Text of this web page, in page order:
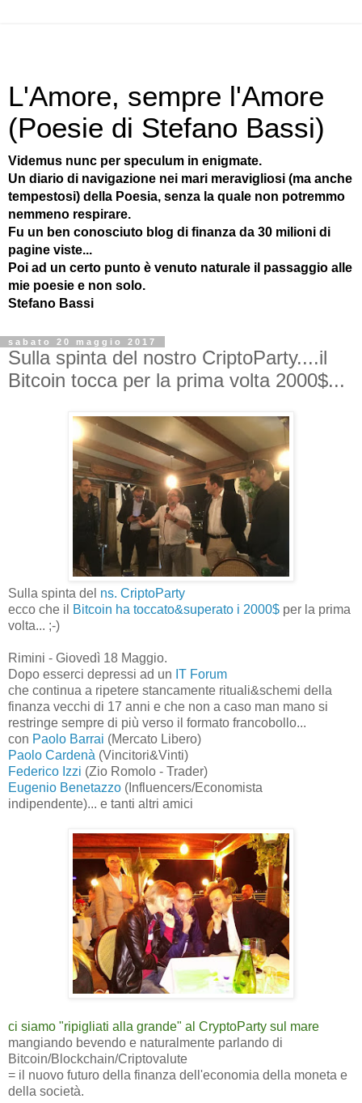
L'Amore, sempre l'Amore
(Poesie di Stefano Bassi)
Videmus nunc per speculum in enigmate.
Un diario di navigazione nei mari meravigliosi (ma anche
tempestosi) della Poesia, senza la quale non potremmo
nemmeno respirare.
Fu un ben conosciuto blog di finanza da 30 milioni di
pagine viste...
Poi ad un certo punto è venuto naturale il passaggio alle
mie poesie e non solo.
Stefano Bassi
sabato 20 maggio 2017
Sulla spinta del nostro CriptoParty....il
Bitcoin tocca per la prima volta 2000$...
Sulla spinta del ns. CriptoParty
ecco che il
Bitcoin ha toccato&superato i 2000$ per la prima
volta... ;-)
Rimini - Giovedì 18 Maggio.
Dopo esserci depressi ad un IT Forum
che continua a ripetere stancamente rituali&schemi della
finanza vecchi di 17 anni e che non a caso man mano si
restringe sempre di più verso il formato francobollo...
con Paolo Barrai (Mercato Libero)
Paolo Cardenà (Vincitori&Vinti)
Federico Izzi (Zio Romolo - Trader)
Eugenio Benetazzo (Influencers/Economista
indipendente)... e tanti altri amici
ci siamo "ripigliati alla grande" al CryptoParty sul mare
mangiando bevendo e naturalmente parlando di
Bitcoin/Blockchain/Criptovalute
= il nuovo futuro della finanza dell'economia della moneta e
della società.